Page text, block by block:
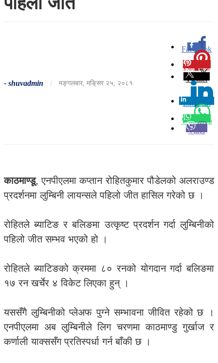
- shuvadmin / मङ्गलबार, मङि्सर २५, २०८१
Facebook
0
Pinterest
Twitter
Linkedin
0
Whatsapp
Viber
काठमाण्डू, एनपीएलमा कप्तान रोहितकुमार पौडेलको अलराउण्ड
प्रदर्शनमा लुम्बिनी लायन्सले पहिलो जीत हासिल गरेको छ ।
रोहितले ब्याटिङ र बलिङमा उत्कृष्ट प्रदर्शन गर्दा लुम्बिनीको
पहिलो जीत सम्भव भएको हो ।
रोहितले ब्याटिङको क्रममा ८० रनको योगदान गर्दा बलिङमा
१७ रन खर्चेर ४ विकेट लिएका हुन् ।
यससँगै लुम्बिनीको प्लेअफ पुग्ने सम्भावना जीवित रहेको छ ।
एनपीएलमा अब लुम्बिनीले लिग चरणमा काठमाण्डु गुर्खाज र
कर्णाली याक्ससँग प्रतिस्पर्धा गर्न बाँकी छ ।